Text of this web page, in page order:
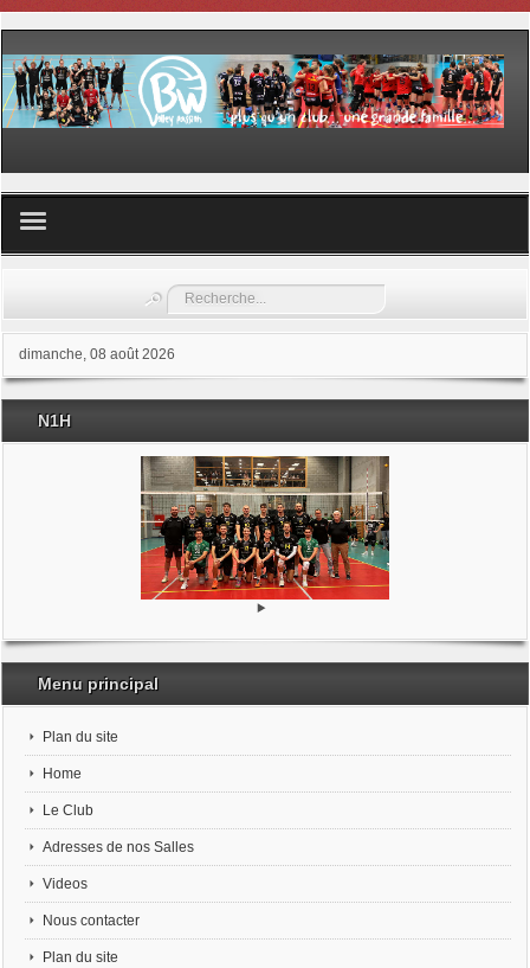
Les samedis du sport
Les stages
Documents
Rechercher
dimanche, 08 août 2026
N1H
Menu principal
Plan du site
Home
Le Club
Adresses de nos Salles
Videos
Nous contacter
Plan du site